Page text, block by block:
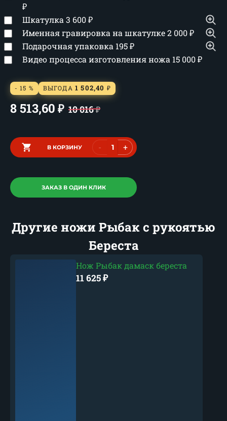
₽
Шкатулка 3 600₽
Именная гравировка на шкатулке2 000₽
Подарочная упаковка 195₽
Видео процесса изготовления ножа 15 000₽
- 15 % ВЫГОДА 1 502,40 ₽
8 513,60 ₽ 10 016₽
В КОРЗИНУ - +
ЗАКАЗ В ОДИН КЛИК
Другие ножи Рыбак с рукоятью
Береста
Нож Рыбак дамаск береста
11 625₽